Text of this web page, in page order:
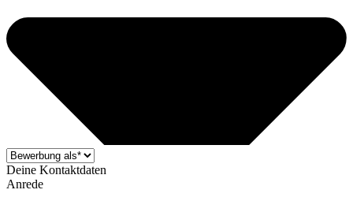
Deine Kontaktdaten
Anrede